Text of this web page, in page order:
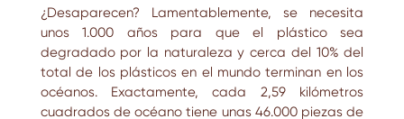
¿Desaparecen? Lamentablemente, se necesita
unos 1.000 años para que el plástico sea
degradado por la naturaleza y cerca del 10% del
total de los plásticos en el mundo terminan en los
océanos. Exactamente, cada 2,59 kilómetros
cuadrados de océano tiene unas 46.000 piezas de